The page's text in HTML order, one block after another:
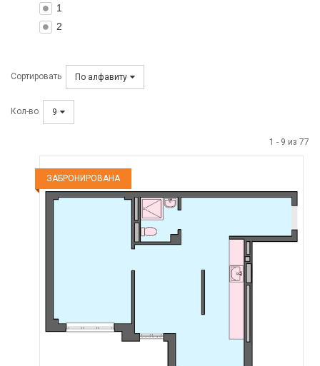
1
2
Сортировать По алфавиту
Кол-во 9
1 - 9 из 77
ЗАБРОНИРОВАНА